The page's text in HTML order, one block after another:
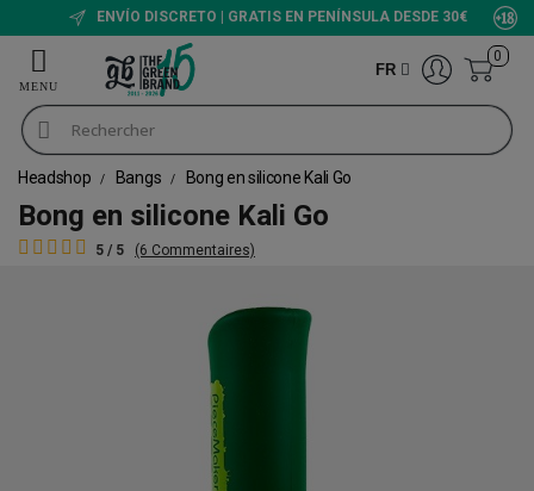
ENVÍO DISCRETO | GRATIS EN PENÍNSULA DESDE 30€
FR
0
Headshop Bangs Bong en silicone Kali Go
Bong en silicone Kali Go
5 / 5 (6 Commentaires)